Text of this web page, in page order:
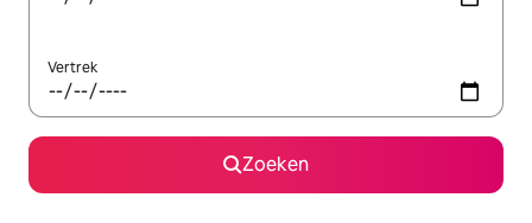
Vertrek
Zoeken